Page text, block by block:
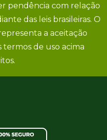
pendência com relação
das leis brasileiras. O
a aceitação
termos de uso acima